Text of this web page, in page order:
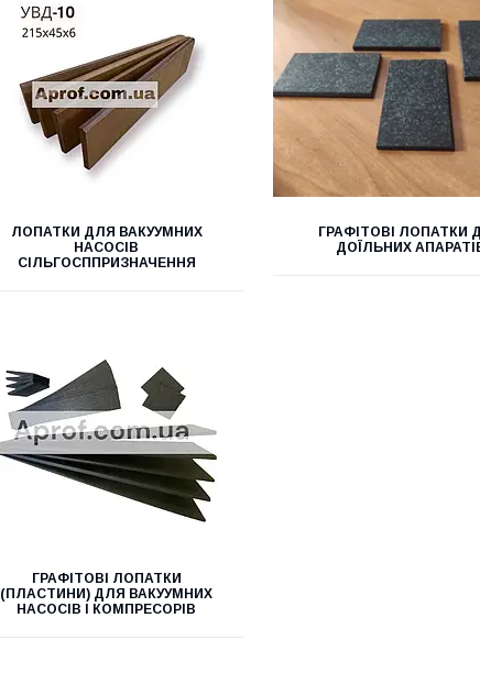
ЛОПАТКИ ДЛЯ ВАКУУМНИХ
НАСОСІВ
СІЛЬГОСППРИЗНАЧЕННЯ
ГРАФІТОВІ ЛОПАТКИ
ДОЇЛЬНИХ
ГРАФІТОВІ ЛОПАТКИ
(ПЛАСТИНИ) ДЛЯ ВАКУУМНИХ
НАСОСІВ І КОМПРЕСОРІВ